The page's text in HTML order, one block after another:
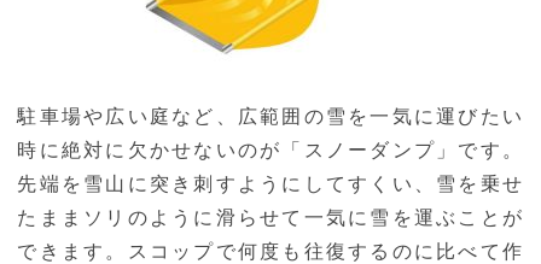
駐車場や広い庭など、広範囲の雪を一気に運びたい
時に絶対に欠かせないのが「スノーダンプ」です。
先端を雪山に突き刺すようにしてすくい、雪を乗せ
たままソリのように滑らせて一気に雪を運ぶことが
できます。スコップで何度も往復するのに比べて作